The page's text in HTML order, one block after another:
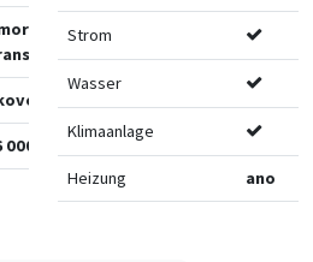
€
Strom
Wasser
Klimaanlage
Heizung ano